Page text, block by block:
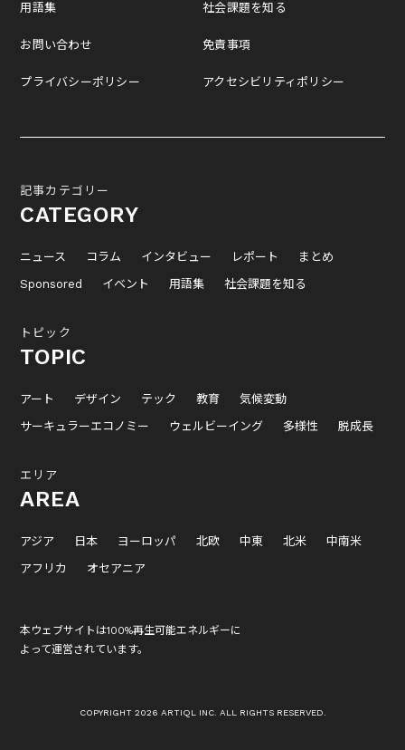
用語集
お問い合わせ
プライバシーポリシー
社会課題を知る
免責事項
アクセシビリティポリシー
記事カテゴリー
CATEGORY
ニュース コラム インタビュー レポート
まとめ
Sponsored
イベント 用語集 社会課題を知る
トピック
TOPIC
アート デザイン テック 教育
気候変動
サーキュラーエコノミー
ウェルビーイング 多様性 脱成長
エリア
AREA
アジア 日本 ヨーロッパ 北欧 中東 北米
中南米
アフリカ
オセアニア
本ウェブサイトは100%再生可能エネルギーに
よって運営されています。
COPYRIGHT 2026 ARTIQL INC. ALL RIGHTS RESERVED.